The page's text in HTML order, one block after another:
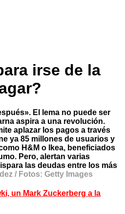
irse de la
El lema no puede ser
aspira a una revolución.
aplazar los pagos a través
ya 85 millones de usuarios y
H&M o Ikea, beneficiados
Pero, alertan varias
las deudas entre los más
/ Fotos: Getty Images
un Mark Zuckerberg a la